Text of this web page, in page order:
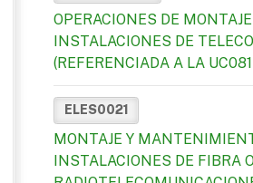
OPERACIONES DE
INSTALACIONES DE
(REFERENCIADA A LA
ELES0021
MONTAJE Y
INSTALACIONES DE FIBRA